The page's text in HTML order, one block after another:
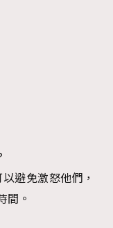
避免激怒他們，
間。